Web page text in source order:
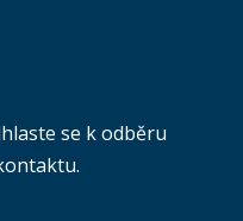
se k odběru